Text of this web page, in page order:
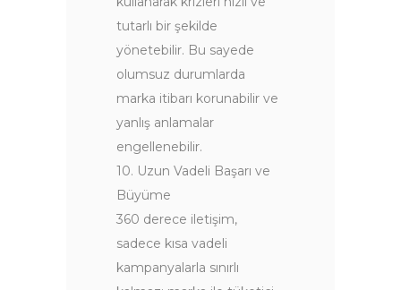
tutarlı bir şekilde
yönetebilir. Bu sayede
olumsuz durumlarda
marka itibarı korunabilir ve
yanlış anlamalar
engellenebilir.
10. Uzun Vadeli Başarı ve
Büyüme
360 derece iletişim,
sadece kısa vadeli
kampanyalarla sınırlı